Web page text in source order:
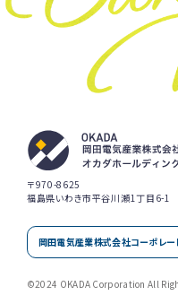
〒970-8625
福島県いわき市平谷川瀬1丁目6-1
岡田電気産業株式会社コーポレー
©2024 OKADA Corporation All